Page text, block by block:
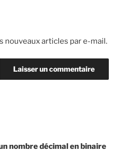
nouveaux articles par e-mail.
nombre décimal en binaire